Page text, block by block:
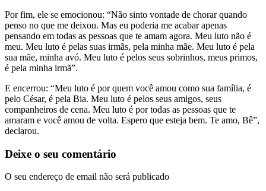
Por fim, ele se emocionou: “Não sinto vontade de chorar quando
penso no que me deixou. Mas eu poderia me acabar apenas
pensando em todas as pessoas que te amam agora. Meu luto não é
meu. Meu luto é pelas suas irmãs, pela minha mãe. Meu luto é pela
sua mãe, minha avó. Meu luto é pelos seus sobrinhos, meus primos,
é pela minha irmã”.
E encerrou: “Meu luto é por quem você amou como sua família, é
pelo César, é pela Bia. Meu luto é pelos seus amigos, seus
companheiros de cena. Meu luto é por todas as pessoas que te
amaram e você amou de volta. Espero que esteja bem. Te amo, Bê”,
declarou.
Deixe o seu comentário
O seu endereço de email não será publicado